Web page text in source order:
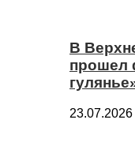
В
прошел
23.07.2026